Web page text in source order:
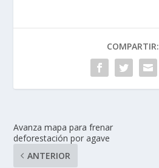
COMPARTIR:
Avanza mapa para frenar
deforestación por agave
ANTERIOR